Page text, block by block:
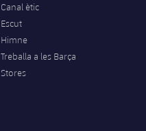
Canal ètic
Escut
Himne
Treballa a les Barça
Stores